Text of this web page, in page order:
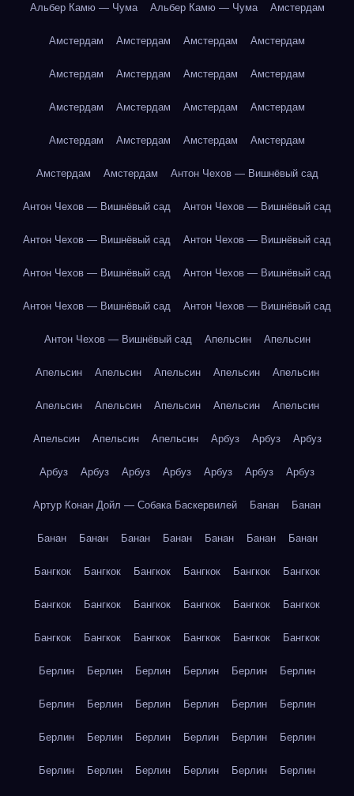
Альбер Камю — Чума Альбер Камю — Чума Амстердам
Амстердам Амстердам Амстердам Амстердам
Амстердам Амстердам Амстердам Амстердам
Амстердам Амстердам Амстердам Амстердам
Амстердам Амстердам Амстердам Амстердам
Амстердам Амстердам Антон Чехов — Вишнёвый сад
Антон Чехов — Вишнёвый сад Антон Чехов — Вишнёвый сад
Антон Чехов — Вишнёвый сад Антон Чехов — Вишнёвый сад
Антон Чехов — Вишнёвый сад Антон Чехов — Вишнёвый сад
Антон Чехов — Вишнёвый сад Антон Чехов — Вишнёвый сад
Антон Чехов — Вишнёвый сад Апельсин Апельсин
Апельсин Апельсин Апельсин Апельсин Апельсин
Апельсин Апельсин Апельсин Апельсин Апельсин
Апельсин Апельсин Апельсин Арбуз Арбуз Арбуз
Арбуз Арбуз Арбуз Арбуз Арбуз Арбуз Арбуз
Артур Конан Дойл — Собака Баскервилей Банан Банан
Банан Банан Банан Банан Банан Банан Банан
Бангкок Бангкок Бангкок Бангкок Бангкок Бангкок
Бангкок Бангкок Бангкок Бангкок Бангкок Бангкок
Бангкок Бангкок Бангкок Бангкок Бангкок Бангкок
Берлин Берлин Берлин Берлин Берлин Берлин
Берлин Берлин Берлин Берлин Берлин Берлин
Берлин Берлин Берлин Берлин Берлин Берлин
Берлин Берлин Берлин Берлин Берлин Берлин